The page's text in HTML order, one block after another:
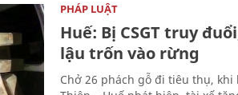
PHÁP LUẬT
Huế: Bị CSGT truy
lậu trốn vào rừng
Chở 26 phách gỗ đi tiêu thụ, khi